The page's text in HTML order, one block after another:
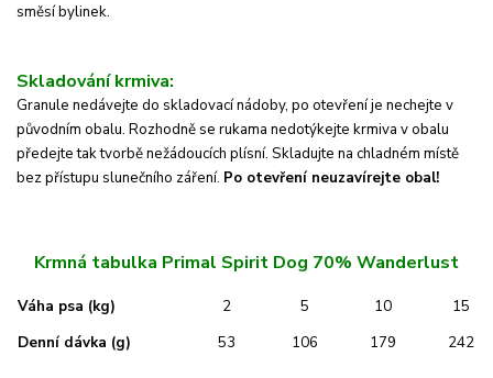
směsí bylinek.
Skladování krmiva:
Granule nedávejte do skladovací nádoby, po otevření je nechejte v
původním obalu. Rozhodně se rukama nedotýkejte krmiva v obalu
předejte tak tvorbě nežádoucích plísní. Skladujte na chladném místě
bez přístupu slunečního záření. Po otevření neuzavírejte obal!
Krmná tabulka Primal Spirit Dog 70% Wanderlust
Váha psa (kg) 2 5 10
15
Denní dávka (g)
53 106 179 242